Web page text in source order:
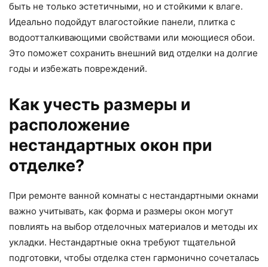
быть не только эстетичными, но и стойкими к влаге.
Идеально подойдут влагостойкие панели, плитка с
водоотталкивающими свойствами или моющиеся обои.
Это поможет сохранить внешний вид отделки на долгие
годы и избежать повреждений.
Как учесть размеры и
расположение
нестандартных окон при
отделке?
При ремонте ванной комнаты с нестандартными окнами
важно учитывать, как форма и размеры окон могут
повлиять на выбор отделочных материалов и методы их
укладки. Нестандартные окна требуют тщательной
подготовки, чтобы отделка стен гармонично сочеталась